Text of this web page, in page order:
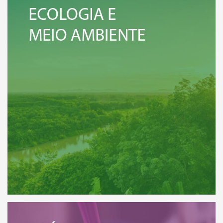
a relação de todos os Institutos
e Meio Ambiente.
VEJA MAIS